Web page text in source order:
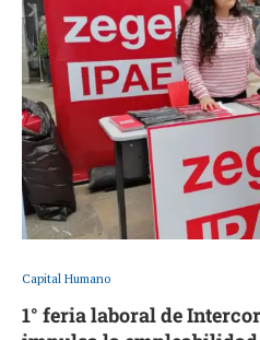
Capital Humano
1° feria laboral de